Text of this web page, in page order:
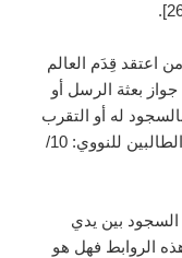
اعتقد قِدَم العالم
بعثة الرسل أو
له أو التقرب
إليه بالذبح باسمه: فكل هذا كفر”. [روضة الطالبين للنووي: 10/
السجود بين يدي
الروابط فهل هو